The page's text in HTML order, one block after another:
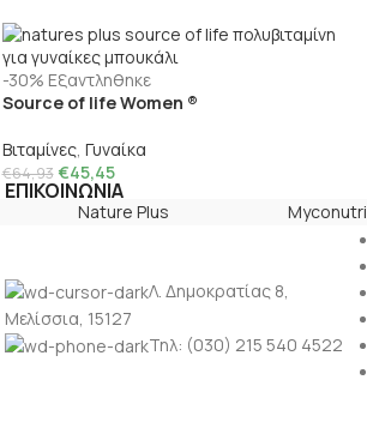
-30% Εξαντληθηκε
Source of life Women ®
Βιταμίνες, Γυναίκα
€64,93 €45,45
Nature Plus Myconutri
ΕΠΙΚΟΙΝΩΝΙΑ
Λ. Δημοκρατίας 8,
Μελίσσια, 15127
Τηλ: (030) 215 540 4522